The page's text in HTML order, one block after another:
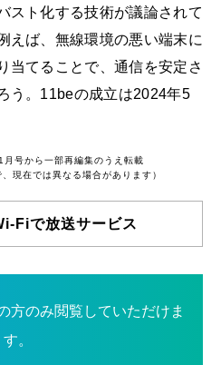
スト化する技術が議論されて
えば、無線環境の悪い端末に
当てることで、通信を安定さ
う。11beの成立は2024年5
号から一部再編集のうえ転載
現在では異なる場合があります）
Fiで放送サービス
方のみ閲覧していただけま
す。